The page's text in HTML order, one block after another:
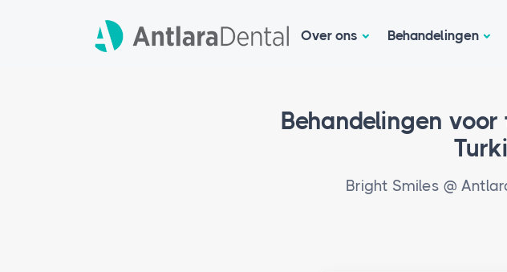
Over ons Behandelingen
Behandelingen
Bright Smiles @